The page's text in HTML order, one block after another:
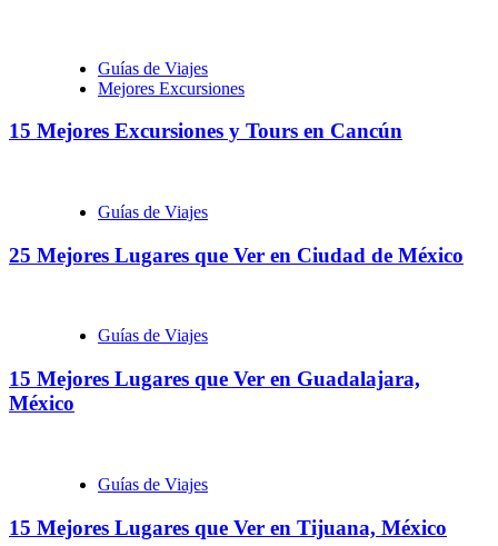
Guías de Viajes
Mejores Excursiones
15 Mejores Excursiones y Tours en Cancún
Guías de Viajes
25 Mejores Lugares que Ver en Ciudad de México
Guías de Viajes
15 Mejores Lugares que Ver en Guadalajara,
México
Guías de Viajes
15 Mejores Lugares que Ver en Tijuana, México